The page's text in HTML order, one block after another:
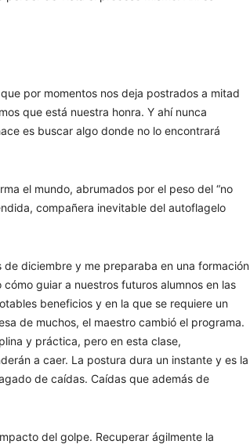
por momentos nos deja postrados a mitad
que está nuestra honra. Y ahí nunca
es buscar algo donde no lo encontrará
el mundo, abrumados por el peso del “no
compañera inevitable del autoflagelo
diciembre y me preparaba en una formación
guiar a nuestros futuros alumnos en las
beneficios y en la que se requiere un
de muchos, el maestro cambió el programa.
y práctica, pero en esta clase,
a caer. La postura dura un instante y es la
de caídas. Caídas que además de
del golpe. Recuperar ágilmente la